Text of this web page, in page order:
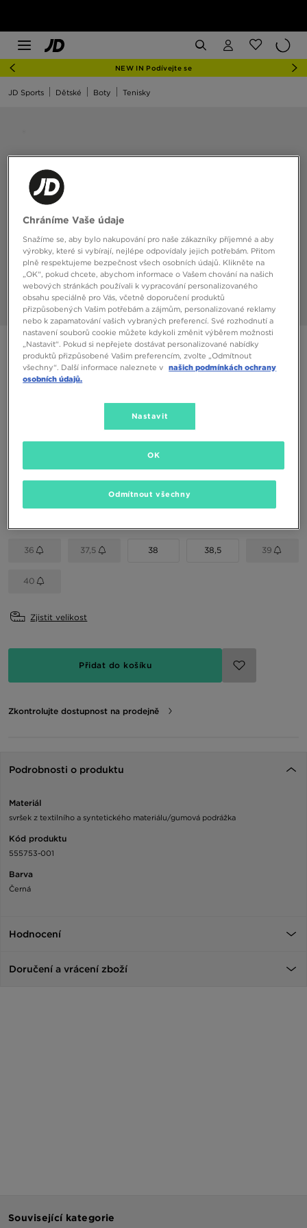
NEW IN Podívejte se
JD Sports Dětské Boty Tenisky
NIKE AIR MAX 2013 GG
1990 Kč
Dostupné Barvy
EU US
36 37,5 38 38,5 39
40
Zjistit velikost
Přidat do košíku
Zkontrolujte dostupnost na prodejně
Podrobnosti o produktu
Materiál
svršek z textilního a syntetického materiálu/gumová podrážka
Kód produktu
555753-001
Barva
Černá
Hodnocení
Doručení a vrácení zboží
Související kategorie
Chráníme Vaše údaje
Snažíme se, aby bylo nakupování pro naše zákazníky příjemné a aby
výrobky, které si vybírají, nejlépe odpovídaly jejich potřebám. Přitom
plně respektujeme bezpečnost všech osobních údajů. Klikněte na
„OK“, pokud chcete, abychom informace o Vašem chování na našich
webových stránkách používali k vypracování personalizovaného
obsahu speciálně pro Vás, včetně doporučení produktů
přizpůsobených Vašim potřebám a zájmům, personalizované reklamy
nebo k zapamatování vašich vybraných preferencí. Své rozhodnutí a
nastavení souborů cookie můžete kdykoli změnit výběrem možnosti
„Nastavit“. Pokud si nepřejete dostávat personalizované nabídky
produktů přizpůsobené Vašim preferencím, zvolte „Odmítnout
všechny“. Další informace naleznete v našich podmínkách ochrany
osobních údajů.
Nastavit
Odmítnout všechny
OK